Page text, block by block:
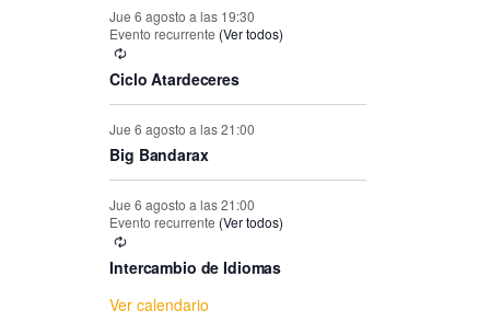
e
E
v
e
n
t
Jue 6 agosto a las 19:30
Evento recurrente (Ver todos)
Ciclo Atardeceres
Jue 6 agosto a las 21:00
Big Bandarax
Jue 6 agosto a las 21:00
Evento recurrente (Ver todos)
Intercambio de Idiomas
Ver calendario